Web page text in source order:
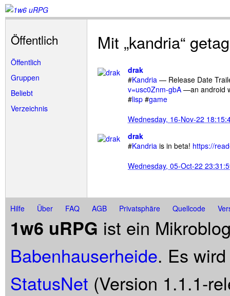
Öffentlich
Öffentlich
Gruppen
Beliebt
Verzeichnis
Mit „kandria“
drak
#Kandria — Release Date
v=usc0Znm-gbA —an android
#lisp #game
Wednesday, 16-Nov-22
drak
#Kandria is in beta! https://
Wednesday, 05-Oct-22
Hilfe Über FAQ AGB Privatsphäre Quellcode
1w6 uRPG ist ein
Babenhauserheide. Es
StatusNet (Version 1.1.1-